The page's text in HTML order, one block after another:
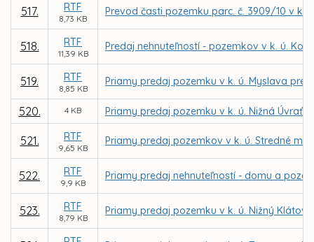
517. RTF
8,73 KB
Prevod časti pozemku parc. č. 3909/10 v k.
518. RTF
11,39 KB
Predaj nehnuteľností - pozemkov v k. ú.
519. RTF
8,85 KB
Priamy predaj pozemku v k. ú. Myslava pre
520. 4 KB Priamy predaj pozemku v k. ú. Nižná Úvrať
521. RTF
9,65 KB
Priamy predaj pozemkov v k. ú. Stredné
522. RTF
9,9 KB
Priamy predaj nehnuteľností - domu a
523. RTF
8,79 KB
Priamy predaj pozemku v k. ú. Nižný